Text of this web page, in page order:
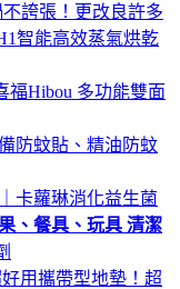
誇張！更改良許多
智能高效蒸氣烘乾
Hibou 多功能雙面
防蚊貼、精油防蚊
卡蘿琳消化益生菌
、餐具、玩具 清潔
用攜帶型地墊！超